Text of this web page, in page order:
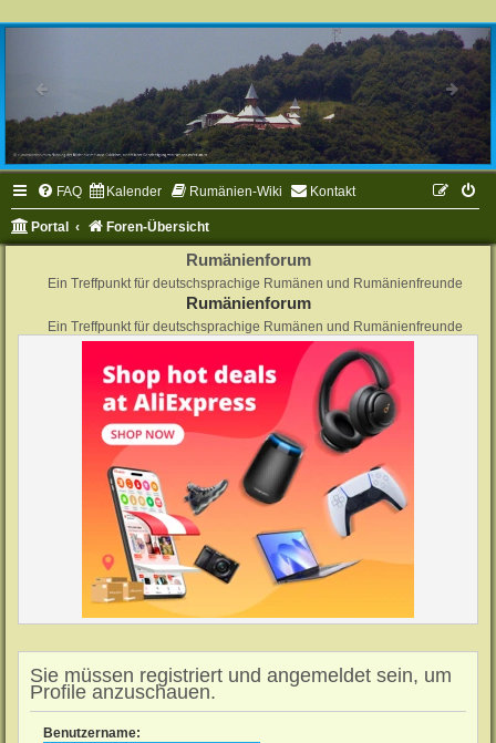
FAQ Kalender Rumänien-Wiki Kontakt
Portal Foren-Übersicht
Rumänienforum
Ein Treffpunkt für deutschsprachige Rumänen und Rumänienfreunde
Rumänienforum
Ein Treffpunkt für deutschsprachige Rumänen und Rumänienfreunde
Sie müssen registriert und angemeldet sein, um
Profile anzuschauen.
Benutzername: